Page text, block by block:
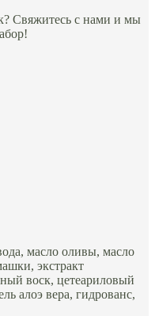
Свяжитесь с нами и мы
масло оливы, масло
экстракт
воск, цетеариловый
алоэ вера, гидрованс,